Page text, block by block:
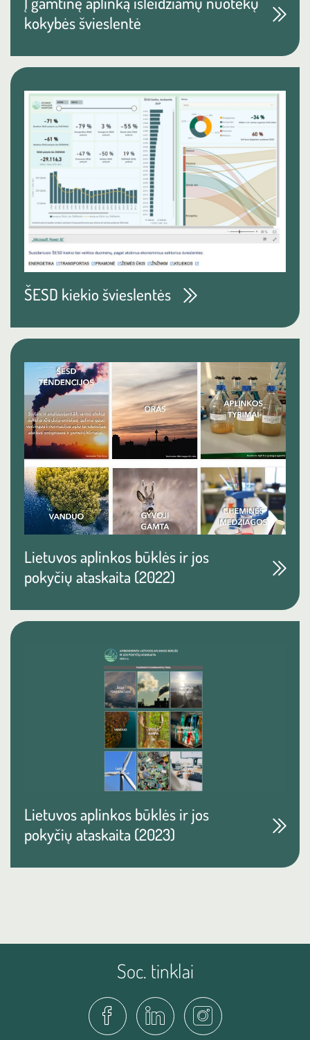
kokybės švieslentė
ŠESD kiekio švieslentės
Lietuvos aplinkos būklės ir jos
pokyčių ataskaita (2022)
Lietuvos aplinkos būklės ir jos
pokyčių ataskaita (2023)
Soc. tinklai